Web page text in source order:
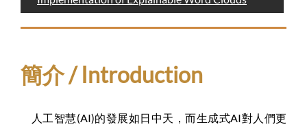
簡介 / Introduction
人工智慧(AI)的發展如日中天，而生成式AI對人們更